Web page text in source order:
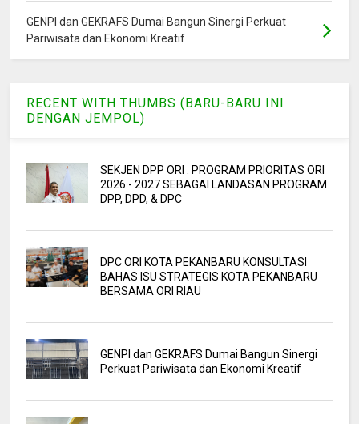
GENPI dan GEKRAFS Dumai Bangun Sinergi Perkuat
Pariwisata dan Ekonomi Kreatif
RECENT WITH THUMBS (BARU-BARU INI
DENGAN JEMPOL)
SEKJEN DPP ORI : PROGRAM PRIORITAS ORI
2026 - 2027 SEBAGAI LANDASAN PROGRAM
DPP, DPD, & DPC
DPC ORI KOTA PEKANBARU KONSULTASI
BAHAS ISU STRATEGIS KOTA PEKANBARU
BERSAMA ORI RIAU
GENPI dan GEKRAFS Dumai Bangun Sinergi
Perkuat Pariwisata dan Ekonomi Kreatif